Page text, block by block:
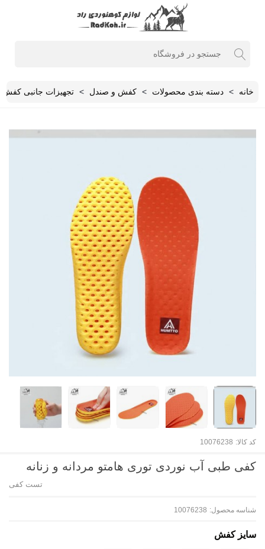
خانه > دسته بندی محصولات > کفش و صندل > تجهیزات جانبی کفش
کد کالا: 10076238
کفی طبی آب نوردی توری هامتو مردانه و زنانه
تست کفی
شناسه محصول: 10076238
سایز کفش